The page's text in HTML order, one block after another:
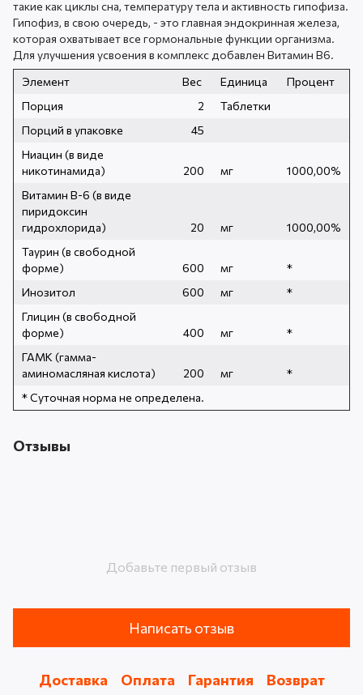
такие как циклы сна, температуру тела и активность гипофиза.
Гипофиз, в свою очередь, - это главная эндокринная железа,
которая охватывает все гормональные функции организма.
Для улучшения усвоения в комплекс добавлен Витамин B6.
Элемент
Вес Единица
Процент
Порция
2
Таблетки
Порций в упаковке
45
Ниацин (в виде
никотинамида)
200 мг
1000,00%
Витамин B-6 (в виде
пиридоксин
гидрохлорида)
20 мг
1000,00%
Таурин (в свободной
форме)
600 мг
*
Инозитол
600 мг
*
Глицин (в свободной
форме)
400 мг
*
ГАМК (гамма-
аминомасляная кислота)
200 мг
*
* Суточная норма не определена.
Отзывы
Добавьте первый отзыв
Написать отзыв
Доставка Оплата Гарантия Возврат